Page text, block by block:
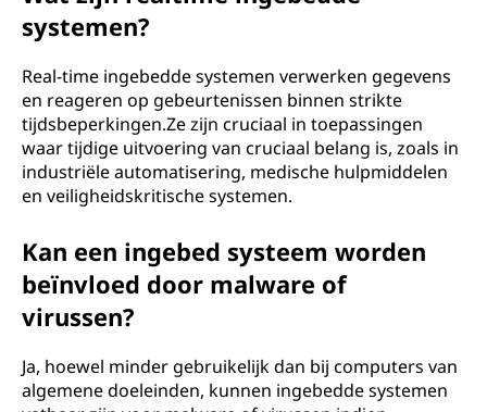
systemen?
Real-time ingebedde systemen verwerken gegevens
en reageren op gebeurtenissen binnen strikte
tijdsbeperkingen.Ze zijn cruciaal in toepassingen
waar tijdige uitvoering van cruciaal belang is, zoals in
industriële automatisering, medische hulpmiddelen
en veiligheidskritische systemen.
Kan een ingebed systeem worden
beïnvloed door malware of
virussen?
Ja, hoewel minder gebruikelijk dan bij computers van
algemene doeleinden, kunnen ingebedde systemen